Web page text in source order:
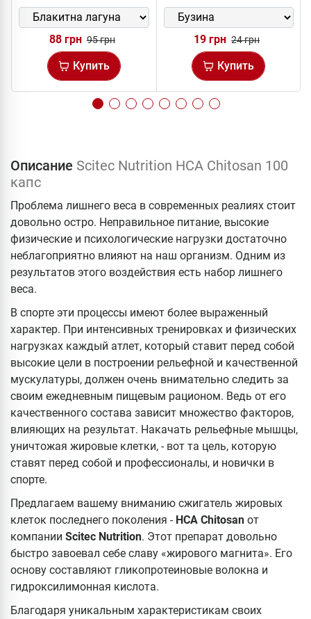
88 грн 95 грн
Купить
19 грн 24 грн
Купить
Описание Scitec Nutrition HCA Chitosan 100
капс
Проблема лишнего веса в современных реалиях стоит
довольно остро. Неправильное питание, высокие
физические и психологические нагрузки достаточно
неблагоприятно влияют на наш организм. Одним из
результатов этого воздействия есть набор лишнего
веса.
В спорте эти процессы имеют более выраженный
характер. При интенсивных тренировках и физических
нагрузках каждый атлет, который ставит перед собой
высокие цели в построении рельефной и качественной
мускулатуры, должен очень внимательно следить за
своим ежедневным пищевым рационом. Ведь от его
качественного состава зависит множество факторов,
влияющих на результат. Накачать рельефные мышцы,
уничтожая жировые клетки, - вот та цель, которую
ставят перед собой и профессионалы, и новички в
спорте.
Предлагаем вашему вниманию сжигатель жировых
клеток последнего поколения - HCA Chitosan от
компании Scitec Nutrition. Этот препарат довольно
быстро завоевал себе славу «жирового магнита». Его
основу составляют гликопротеиновые волокна и
гидроксилимонная кислота.
Благодаря уникальным характеристикам своих